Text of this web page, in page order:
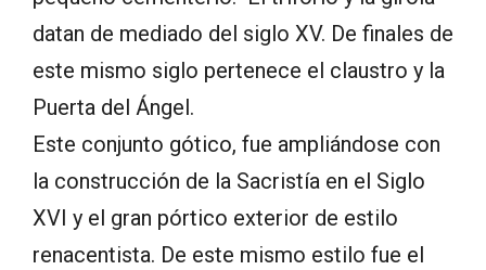
datan de mediado del siglo XV. De finales de
este mismo siglo pertenece el claustro y la
Puerta del Ángel.
Este conjunto gótico, fue ampliándose con
la construcción de la Sacristía en el Siglo
XVI y el gran pórtico exterior de estilo
renacentista. De este mismo estilo fue el